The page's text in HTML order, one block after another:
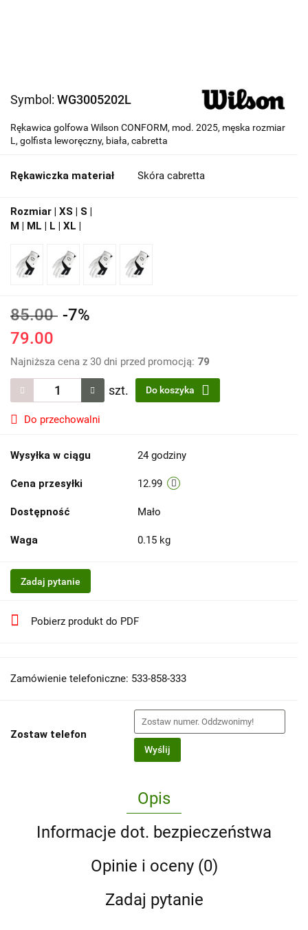
Symbol: WG3005202L
Rękawica golfowa Wilson CONFORM, mod. 2025, męska rozmiar
L, golfista leworęczny, biała, cabretta
Rękawiczka materiał Skóra cabretta
Rozmiar | XS | S |
M | ML | L | XL |
85.00 -7%
79.00
Najniższa cena z 30 dni przed promocją: 79
szt. Do koszyka
Do przechowalni
Wysyłka w ciągu 24 godziny
Cena przesyłki 12.99
Dostępność Mało
Waga 0.15 kg
Zadaj pytanie
Pobierz produkt do PDF
Zamówienie telefoniczne: 533-858-333
Zostaw telefon
Wyślij
Opis
Informacje dot. bezpieczeństwa
Opinie i oceny (0)
Zadaj pytanie